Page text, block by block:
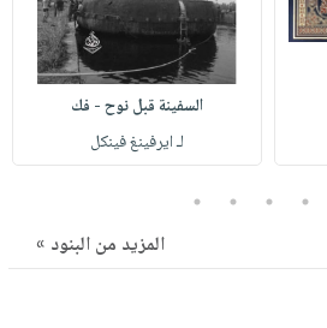
السفينة قبل نوح - فك
لـ ايرفينغ فينكل
2
3
4
5
المزيد من البنود »